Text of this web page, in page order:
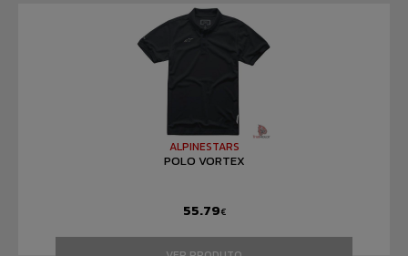
ALPINESTARS
POLO VORTEX
55.79€